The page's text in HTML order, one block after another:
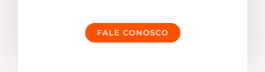
FALE CONOSCO